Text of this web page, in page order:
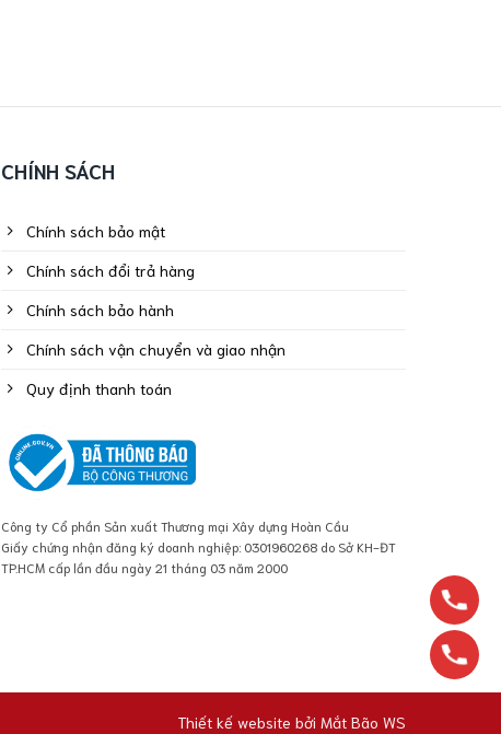
CHÍNH SÁCH
Chính sách bảo mật
Chính sách đổi trả hàng
Chính sách bảo hành
Chính sách vận chuyển và giao nhận
Quy định thanh toán
Công ty Cổ phần Sản xuất Thương mại Xây dựng Hoàn Cầu
Giấy chứng nhận đăng ký doanh nghiệp: 0301960268 do Sở KH-ĐT
TP.HCM cấp lần đầu ngày 21 tháng 03 năm 2000
Thiết kế website bởi Mắt Bão WS